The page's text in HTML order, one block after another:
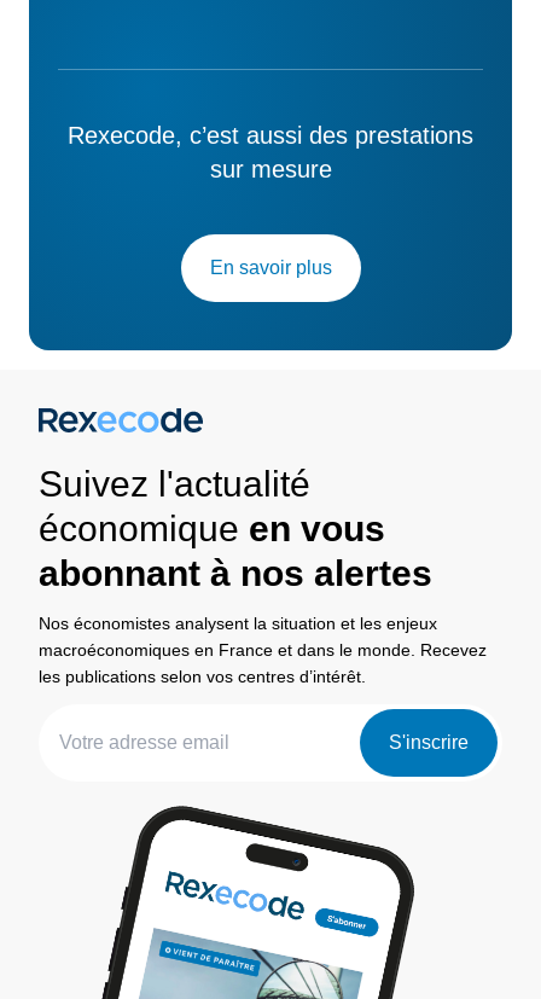
Rexecode, c’est aussi des prestations
sur mesure
En savoir plus
Suivez l'actualité
économique en vous
abonnant à nos alertes
Nos économistes analysent la situation et les enjeux
macroéconomiques en France et dans le monde. Recevez
les publications selon vos centres d’intérêt.
S'inscrire